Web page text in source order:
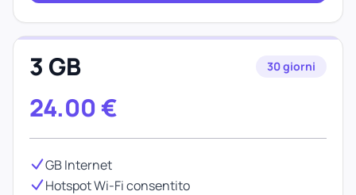
3 GB 30 giorni
24.00 €
GB Internet
Hotspot Wi-Fi consentito